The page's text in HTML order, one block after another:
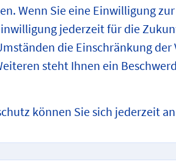
Wenn Sie eine Einwilligung zur
jederzeit für die
die Einschränkung der
steht Ihnen ein
können Sie sich jederzeit